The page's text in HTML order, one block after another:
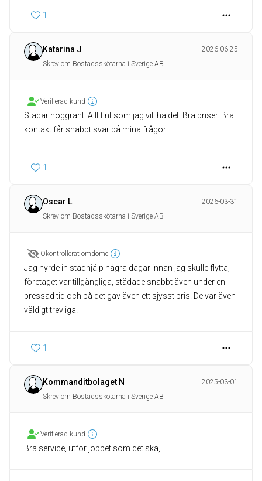
1
Katarina J
2026-06-25
Skrev om Bostadsskötarna i Sverige AB
Verifierad kund
Städar noggrant. Allt fint som jag vill ha det. Bra priser. Bra
kontakt får snabbt svar på mina frågor.
1
Oscar L
2026-03-31
Skrev om Bostadsskötarna i Sverige AB
Okontrollerat omdöme
Jag hyrde in städhjälp några dagar innan jag skulle flytta,
företaget var tillgängliga, städade snabbt även under en
pressad tid och på det gav även ett sjysst pris. De var även
väldigt trevliga!
1
Kommanditbolaget N
2025-03-01
Skrev om Bostadsskötarna i Sverige AB
Verifierad kund
Bra service, utför jobbet som det ska,